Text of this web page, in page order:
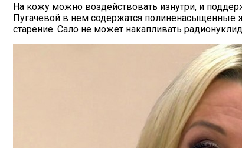
На кожу можно воздействовать изнутри, и
Пугачевой в нем содержатся полиненасыщенные
старение. Сало не может накапливать